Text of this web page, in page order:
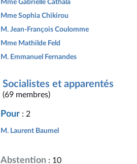
Mme Gabrielle Cathala
Mme Sophia Chikirou
M. Jean-François Coulomme
Mme Mathilde Feld
M. Emmanuel Fernandes
Socialistes et apparentés
(69 membres)
Pour : 2
M. Laurent Baumel
Abstention : 10